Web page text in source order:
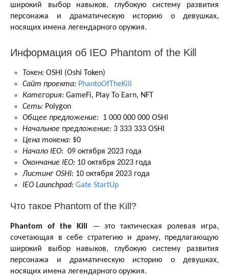
широкий выбор навыков, глубокую систему развития
персонажа и драматическую историю о девушках,
носящих имена легендарного оружия.
Информация об IEO Phantom of the Kill
Токен: OSHI (Oshi Token)
Сайт проекта: PhantoOfTheKill
Категория: GameFi, Play To Earn, NFT
Сеть: Polygon
Общее предложение: 1 000 000 000 OSHI
Начальное предложение: 3 333 333 OSHI
Цена токена: $0
Начало IEO: 09 октября 2023 года
Окончание IEO: 10 октября 2023 года
Листинг OSHI: 10 октября 2023 года
IEO Launchpad: Gate StartUp
Что такое Phantom of the Kill?
Phantom of the Kill
— это тактическая ролевая игра,
сочетающая в себе стратегию и драму, предлагающую
широкий выбор навыков, глубокую систему развития
персонажа и драматическую историю о девушках,
носящих имена легендарного оружия.